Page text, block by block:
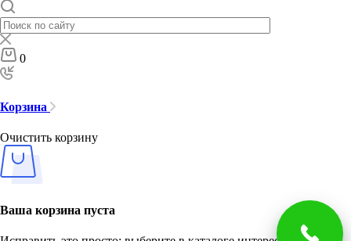
0
Корзина
Очистить корзину
Ваша корзина пуста